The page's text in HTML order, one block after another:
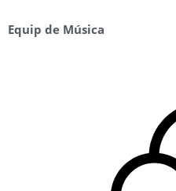
Equip de Música